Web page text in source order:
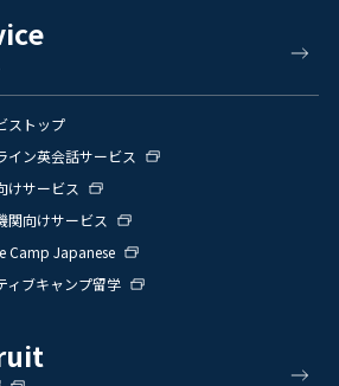
ストップ
イン英会話サービス
けサービス
関向けサービス
Camp Japanese
ィブキャンプ留学